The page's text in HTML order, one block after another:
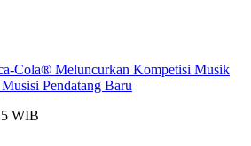
Cola® Meluncurkan Kompetisi Musik
Pendatang Baru
WIB